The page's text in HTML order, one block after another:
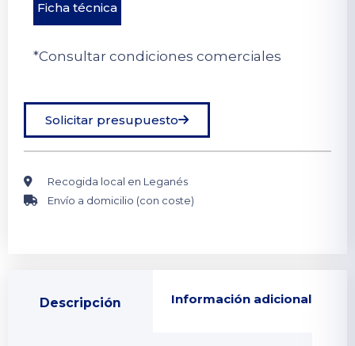
Ficha técnica
*Consultar condiciones comerciales
Solicitar presupuesto
Recogida local en Leganés
Envío a domicilio (con coste)
Descripción Información adicional